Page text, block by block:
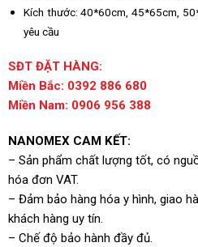
Kích thước: 40*60cm, 45*65cm,
yêu cầu
SĐT ĐẶT HÀNG:
Miền Bắc: 0392 886 680
Miền Nam: 0906 956 388
NANOMEX CAM KẾT:
– Sản phẩm chất lượng tốt, có
hóa đơn VAT.
– Đảm bảo hàng hóa y hình, giao
khách hàng uy tín.
– Chế độ bảo hành đầy đủ.